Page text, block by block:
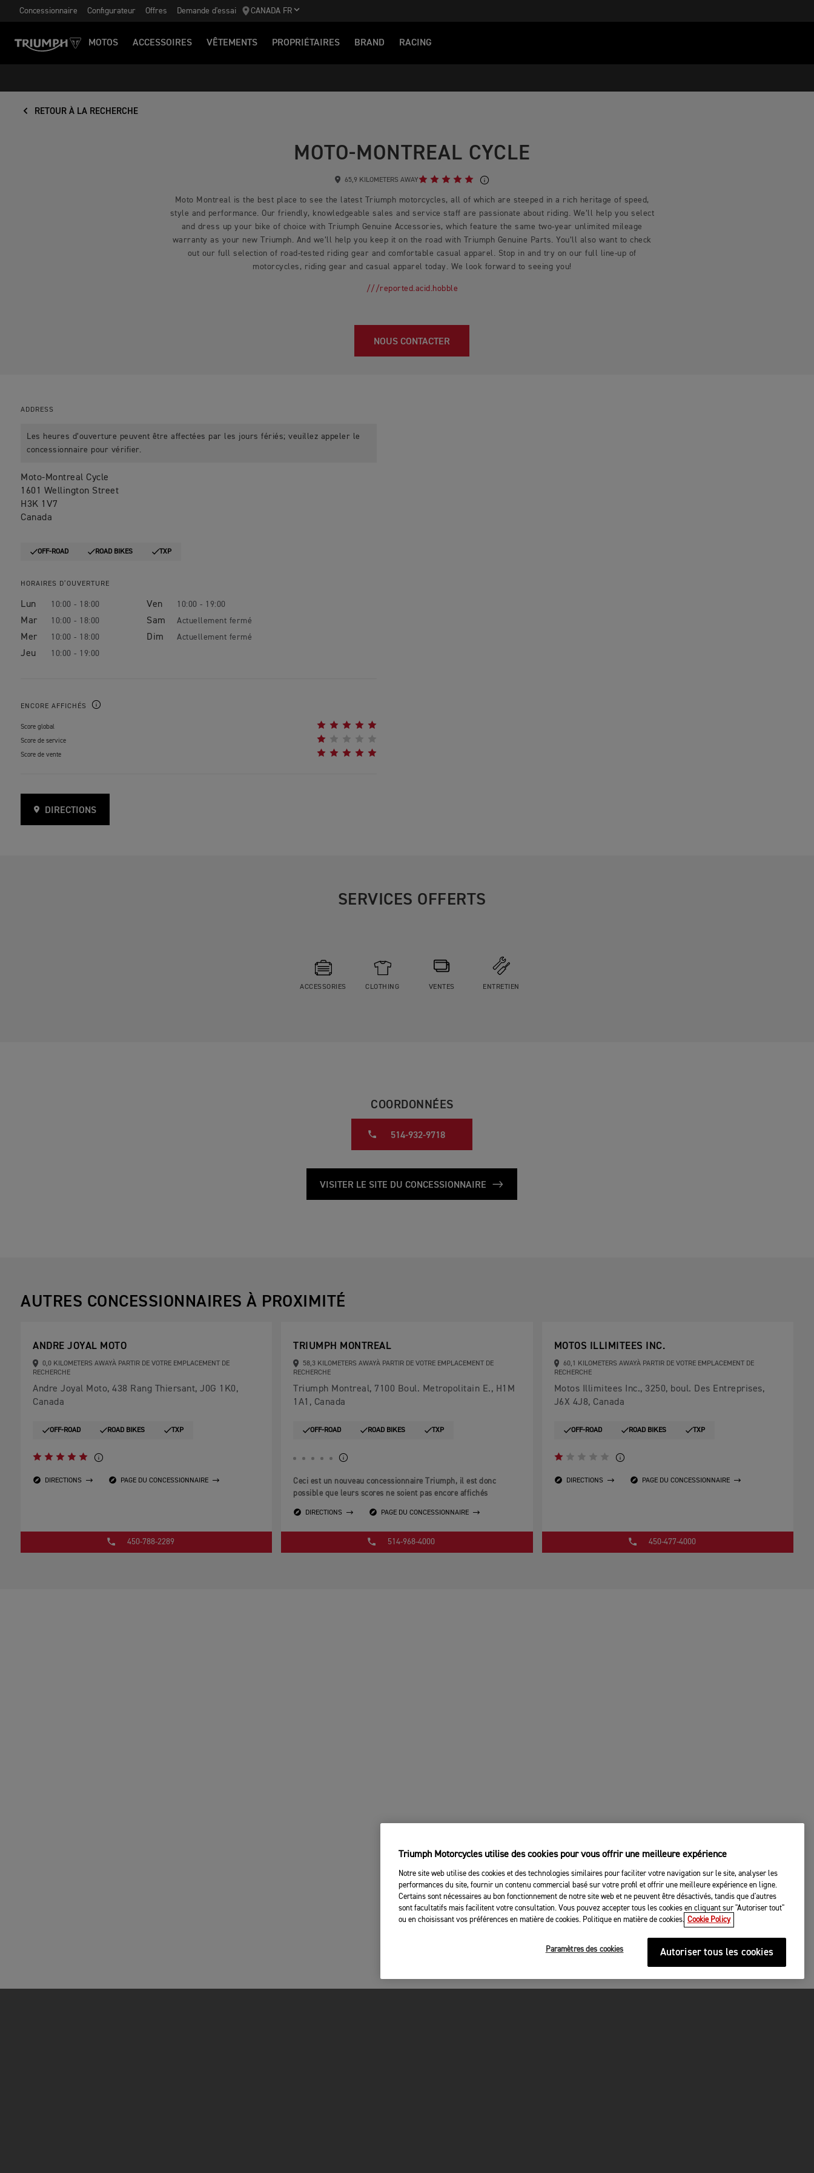
Concessionnaire Configurateur Offres Demande d'essai CANADA FR
MOTOS ACCESSOIRES VÊTEMENTS PROPRIÉTAIRES BRAND RACING
RETOUR À LA RECHERCHE
MOTO-MONTREAL CYCLE
65,9 KILOMETERS AWAY
Moto Montreal is the best place to see the latest Triumph motorcycles, all of which are steeped in a rich heritage of speed,
style and performance. Our friendly, knowledgeable sales and service staff are passionate about riding. We’ll help you select
and dress up your bike of choice with Triumph Genuine Accessories, which feature the same two-year unlimited mileage
warranty as your new Triumph. And we’ll help you keep it on the road with Triumph Genuine Parts. You’ll also want to check
out our full selection of road-tested riding gear and comfortable casual apparel. Stop in and try on our full line-up of
motorcycles, riding gear and casual apparel today. We look forward to seeing you!
///reported.acid.hobble
NOUS CONTACTER
ADDRESS
Les heures d’ouverture peuvent être affectées par les jours fériés; veuillez appeler le
concessionnaire pour vérifier.
Moto-Montreal Cycle
1601 Wellington Street
H3K 1V7
Canada
OFF-ROAD ROAD BIKES TXP
HORAIRES D’OUVERTURE
Lun 10:00 - 18:00
Mar 10:00 - 18:00
Mer 10:00 - 18:00
Jeu 10:00 - 19:00
Ven 10:00 - 19:00
Sam
Dim
ENCORE AFFICHÉS
Score global
Score de service
Score de vente
DIRECTIONS
SERVICES OFFERTS
ACCESSORIES CLOTHING VENTES ENTRETIEN
COORDONNÉES
514-932-9718
VISITER LE SITE DU CONCESSIONNAIRE
AUTRES CONCESSIONNAIRES À PROXIMITÉ
ANDRE JOYAL MOTO
0,0 KILOMETERS AWAYÀ PARTIR DE VOTRE EMPLACEMENT DE
RECHERCHE
Andre Joyal Moto, 438 Rang Thiersant, J0G 1K0,
Canada
OFF-ROAD ROAD BIKES TXP
DIRECTIONS PAGE DU CONCESSIONNAIRE
450-788-2289
TRIUMPH MONTREAL
58,3 KILOMETERS AWAYÀ PARTIR DE VOTRE EMPLACEMENT DE
RECHERCHE
Triumph Montreal, 7100 Boul. Metropolitain E., H1M
1A1, Canada
OFF-ROAD ROAD BIKES TXP
Ceci est un nouveau concessionnaire Triumph, il est donc
possible que leurs scores ne soient pas encore affichés
DIRECTIONS PAGE DU CONCESSIONNAIRE
514-968-4000
MOTOS ILLIMITEES INC.
60,1 KILOMETERS AWAYÀ PARTIR DE VOTRE EMPLACEMENT DE
RECHERCHE
Motos Illimitees Inc., 3250, boul. Des Entreprises,
J6X 4J8, Canada
OFF-ROAD ROAD BIKES TXP
DIRECTIONS PAGE DU CONCESSIONNAIRE
450-477-4000
Triumph Motorcycles utilise des cookies pour vous offrir une meilleure expérience
Notre site web utilise des cookies et des technologies similaires pour faciliter votre navigation sur le site, analyser les
performances du site, fournir un contenu commercial basé sur votre profil et offrir une meilleure expérience en ligne.
Certains sont nécessaires au bon fonctionnement de notre site web et ne peuvent être désactivés, tandis que d'autres
sont facultatifs mais facilitent votre consultation. Vous pouvez accepter tous les cookies en cliquant sur "Autoriser tout"
ou en choisissant vos préférences en matière de cookies. Politique en matière de cookies. Cookie Policy
Paramètres des cookies Autoriser tous les cookies